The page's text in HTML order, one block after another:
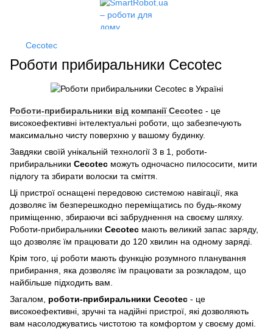
Cecotec
Роботи прибиральники Cecotec
Роботи-прибиральники від компанії Cecotec - це
високоефективні інтелектуальні роботи, що забезпечують
максимально чисту поверхню у вашому будинку.
Завдяки своїй унікальній технології 3 в 1, роботи-
прибиральники Cecotec можуть одночасно пилососити, мити
підлогу та збирати волоски та сміття.
Ці пристрої оснащені передовою системою навігації, яка
дозволяє їм безперешкодно переміщатись по будь-якому
приміщенню, збираючи всі забруднення на своєму шляху.
Роботи-прибиральники Cecotec мають великий запас заряду,
що дозволяє їм працювати до 120 хвилин на одному заряді.
Крім того, ці роботи мають функцію розумного планування
прибирання, яка дозволяє їм працювати за розкладом, що
найбільше підходить вам.
Загалом, роботи-прибиральники Cecotec - це
високоефективні, зручні та надійні пристрої, які дозволяють
вам насолоджуватись чистотою та комфортом у своєму домі.